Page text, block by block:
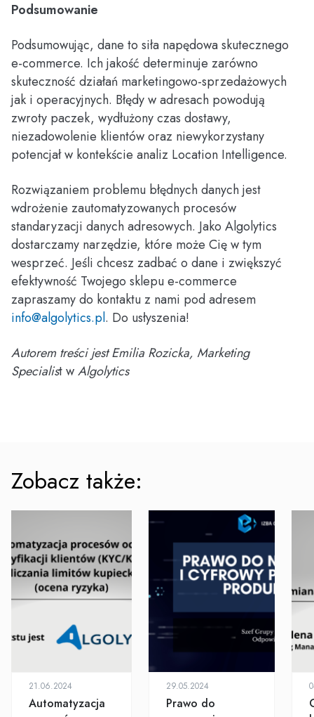
Podsumowanie
Podsumowując, dane to siła napędowa skutecznego
e-commerce. Ich jakość determinuje zarówno
skuteczność działań marketingowo-sprzedażowych
jak i operacyjnych. Błędy w adresach powodują
zwroty paczek, wydłużony czas dostawy,
niezadowolenie klientów oraz niewykorzystany
potencjał w kontekście analiz Location Intelligence.
Rozwiązaniem problemu błędnych danych jest
wdrożenie zautomatyzowanych procesów
standaryzacji danych adresowych. Jako Algolytics
dostarczamy narzędzie, które może Cię w tym
wesprzeć. Jeśli chcesz zadbać o dane i zwiększyć
efektywność Twojego sklepu e-commerce
zapraszamy do kontaktu z nami pod adresem
info@algolytics.pl. Do usłyszenia!
Autorem treści jest Emilia Rozicka, Marketing
Specialist wAlgolytics
Zobacz także:
21.06.2024
Automatyzacja
29.05.2024
Prawo do